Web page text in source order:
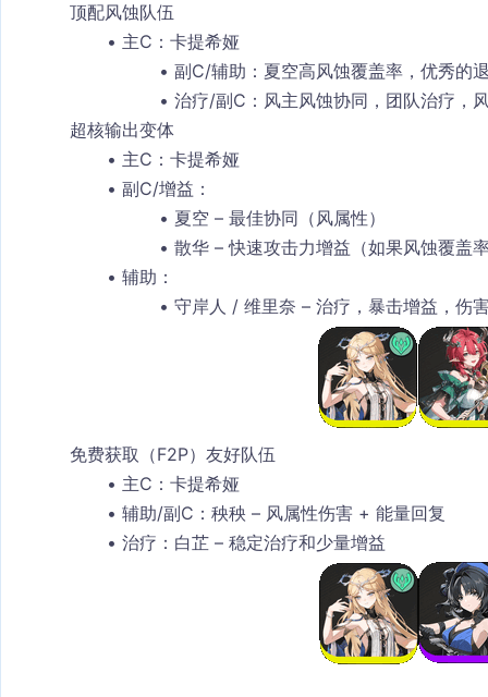
顶配风蚀队伍
主C ： 卡提希娅
副C/辅助 ： 夏空高风蚀覆盖率，优秀的
治疗/副C ： 风主风蚀协同，团队治疗，
超核输出变体
主C ： 卡提希娅
副C/增益 ：
夏空 – 最佳协同（风属性）
散华 – 快速攻击力增益（如果风蚀覆盖
辅助 ：
守岸人 / 维里奈 – 治疗，暴击增益，伤
免费获取（F2P）友好队伍
主C ： 卡提希娅
辅助/副C ：秧秧 – 风属性伤害 + 能量回复
治疗 ：白芷 – 稳定治疗和少量增益